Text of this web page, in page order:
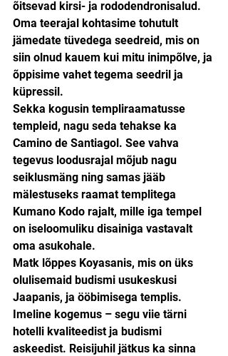
õitsevad kirsi- ja rododendronisalud.
Oma teerajal kohtasime tohutult
jämedate tüvedega seedreid, mis on
siin olnud kauem kui mitu inimpõlve, ja
õppisime vahet tegema seedril ja
küpressil.
Sekka kogusin templiraamatusse
templeid, nagu seda tehakse ka
Camino de Santiagol. See vahva
tegevus loodusrajal mõjub nagu
seiklusmäng ning samas jääb
mälestuseks raamat templitega
Kumano Kodo rajalt, mille iga tempel
on iseloomuliku disainiga vastavalt
oma asukohale.
Matk lõppes Koyasanis, mis on üks
olulisemaid budismi usukeskusi
Jaapanis, ja ööbimisega templis.
Imeline kogemus – segu viie tärni
hotelli kvaliteedist ja budismi
askeedist. Reisijuhil jätkus ka sinna